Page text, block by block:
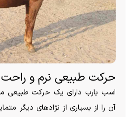
حرکت طبیعی نرم و راحت
اسب بارب دارای یک حرکت طبیعی
آن را از بسیاری از نژاد‌های دیگر